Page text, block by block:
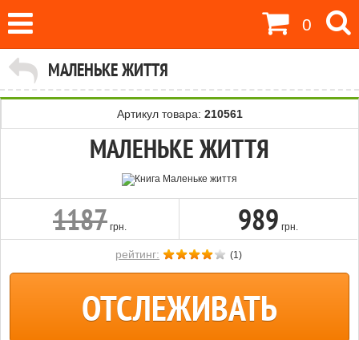
Артикул товара: 210561
МАЛЕНЬКЕ ЖИТТЯ
1187 грн. 989 грн.
рейтинг: (1)
ОТСЛЕЖИВАТЬ
0
МАЛЕНЬКЕ ЖИТТЯ